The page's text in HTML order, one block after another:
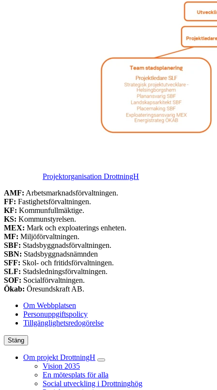
Projektorganisation DrottningH
AMF: Arbetsmarknadsförvaltningen.
FF: Fastighetsförvaltningen.
KF: Kommunfullmäktige.
KS: Kommunstyrelsen.
MEX: Mark och exploaterings enheten.
MF: Miljöförvaltningen.
SBF: Stadsbyggnadsförvaltningen.
SBN: Stadsbyggnadsnämnden
SFF: Skol- och fritidsförvaltningen.
SLF: Stadsledningsförvaltningen.
SOF: Socialförvaltningen.
Ökab: Öresundskraft AB.
Om Webbplatsen
Personuppgiftspolicy
Tillgänglighetsredogörelse
Stäng
Om projekt DrottningH
Vision 2035
En mötesplats för alla
Social utveckling i Drottninghög